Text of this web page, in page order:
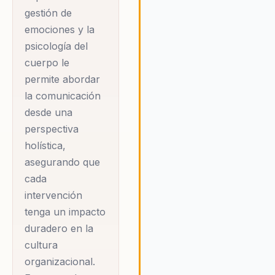
gestión de
emociones y la
psicología del
cuerpo le
permite abordar
la comunicación
desde una
perspectiva
holística,
asegurando que
cada
intervención
tenga un impacto
duradero en la
cultura
organizacional.